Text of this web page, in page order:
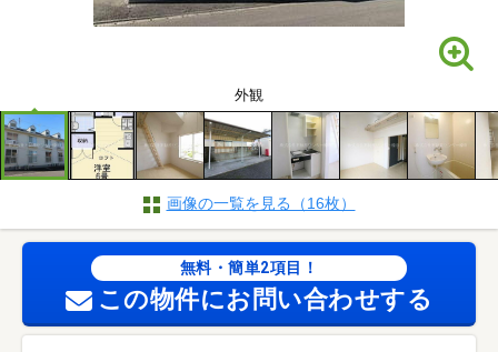
外観
画像の一覧を見る（16枚）
無料・簡単2項目！
この物件にお問い合わせする